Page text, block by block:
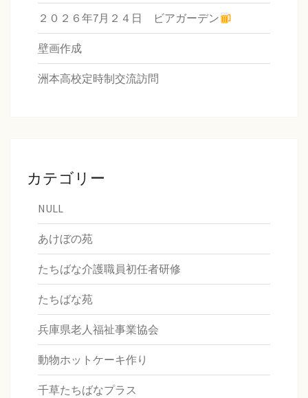
２０２６年7月２４日 ビアガーデン
壁画作成
洲本高校定時制交流訪問
カテゴリー
NULL
あけぼの苑
たちばな介護職員初任者研修
たちばな苑
兵庫県老人福祉事業協会
動物ホットケーキ作り
千草たちばなプラス